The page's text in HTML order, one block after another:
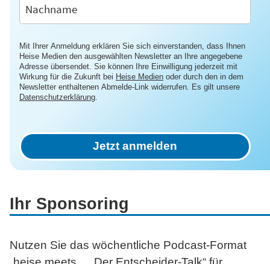
Mit Ihrer Anmeldung erklären Sie sich einverstanden, dass Ihnen
Heise Medien den ausgewählten Newsletter an Ihre angegebene
Adresse übersendet. Sie können Ihre Einwilligung jederzeit mit
Wirkung für die Zukunft bei Heise Medien oder durch den in dem
Newsletter enthaltenen Abmelde-Link widerrufen. Es gilt unsere
Datenschutzerklärung
Jetzt anmelden
Ihr Sponsoring
Nutzen Sie das wöchentliche Podcast-Format